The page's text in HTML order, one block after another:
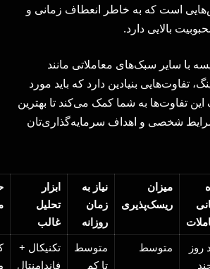
است که به خاطر انعطاف زمانی و
بالایی دارد.
با سایر سبک‌های معاملاتی مانند
تفاوت‌هایی بنیادین دارد که باید مورد
تفاوت‌ها به شما کمک می‌کند تا بهترین
شخصی و اهداف سرمایه‌گذاری‌تان
میزان
ریسک‌پذیری
نیاز به
زمان
روزانه
ابزار
تحلیل
غالب
روز
متوسط
متوسط
تا کم
تکنیکال +
فاندامنتال